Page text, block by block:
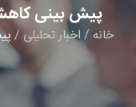
پیش بینی
خانه /اخبار تحلیلی /